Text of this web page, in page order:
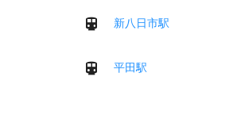
新八日市駅
平田駅